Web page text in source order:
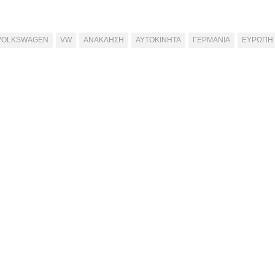
VW ΑΝΑΚΛΗΣΗ ΑΥΤΟΚΙΝΗΤΑ ΓΕΡΜΑΝΙΑ ΕΥΡΩΠΗ